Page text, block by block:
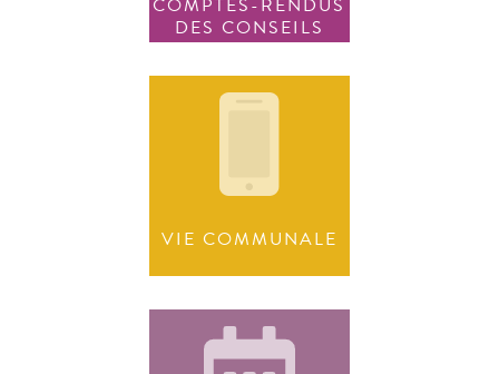
COMPTES-RENDUS
DES CONSEILS
VIE COMMUNALE